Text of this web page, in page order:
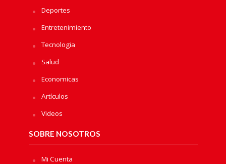
Deportes
Entretenimiento
Tecnologia
Salud
Economicas
Artículos
Videos
SOBRE NOSOTROS
Mi Cuenta